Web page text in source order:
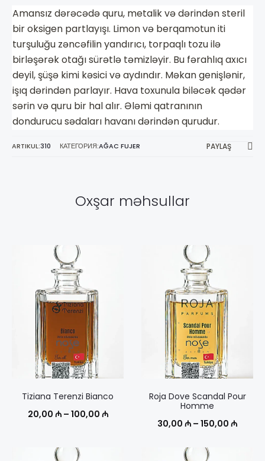
Homme
Sport
Amansız dərəcədə quru, metalik və dərindən steril
bir oksigen partlayışı. Limon və berqamotun iti
turşuluğu zəncəfilin yandırıcı, torpaqlı tozu ilə
birləşərək otağı sürətlə təmizləyir. Bu fərahlıq axıcı
deyil, şüşə kimi kəsici və aydındır. Məkan genişlənir,
işıq dərindən parlayır. Hava toxunula biləcək qədər
sərin və quru bir hal alır. Ələmi qatranının
dondurucu sədaları havanı dərindən qurudur.
ARTIKUL:310 КАТЕГОРИЯ:AĞAC FUJER PAYLAŞ
Oxşar məhsullar
Tiziana Terenzi Bianco
20,00 ₼ – 100,00 ₼Диапазон
Roja Dove Scandal Pour
Homme
30,00 ₼ – 150,00 ₼